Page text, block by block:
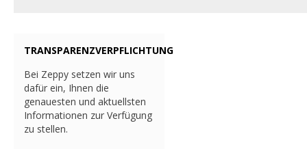
TRANSPARENZVERPFLICHTUNG
Bei Zeppy setzen wir uns
dafür ein, Ihnen die
genauesten und aktuellsten
Informationen zur Verfügung
zu stellen.